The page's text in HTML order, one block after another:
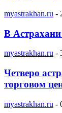
myastrakhan.ru -
В
myastrakhan.ru -
Четверо
торговом
myastrakhan.ru -